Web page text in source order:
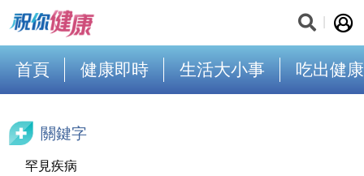
首頁 健康即時 生活大小事 吃出健康
關鍵字
罕見疾病